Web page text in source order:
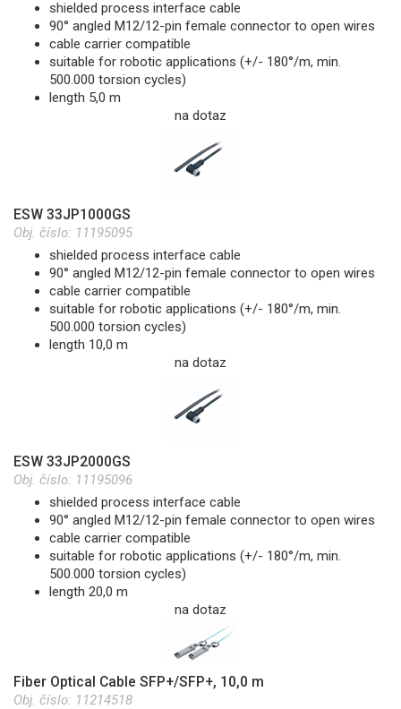
shielded process interface cable
90° angled M12/12-pin female connector to open wires
cable carrier compatible
suitable for robotic applications (+/- 180°/m, min.
500.000 torsion cycles)
length 5,0 m
na dotaz
ESW 33JP1000GS
Obj. číslo: 11195095
shielded process interface cable
90° angled M12/12-pin female connector to open wires
cable carrier compatible
suitable for robotic applications (+/- 180°/m, min.
500.000 torsion cycles)
length 10,0 m
na dotaz
ESW 33JP2000GS
Obj. číslo: 11195096
shielded process interface cable
90° angled M12/12-pin female connector to open wires
cable carrier compatible
suitable for robotic applications (+/- 180°/m, min.
500.000 torsion cycles)
length 20,0 m
na dotaz
Fiber Optical Cable SFP+/SFP+, 10,0 m
Obj. číslo: 11214518